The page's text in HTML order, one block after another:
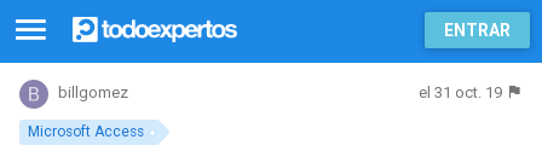
ENTRAR
Microsoft Access
billgomez el 31 oct. 19